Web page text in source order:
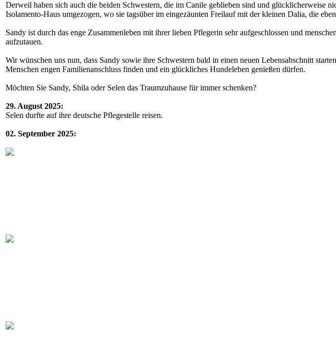
Derweil haben sich auch die beiden Schwestern, die im Canile geblieben sind und glücklicherweise
Isolamento-Haus umgezogen, wo sie tagsüber im eingezäunten Freilauf mit der kleinen Dalia, die
Sandy ist durch das enge Zusammenleben mit ihrer lieben Pflegerin sehr aufgeschlossen und
aufzutauen.
Wir wünschen uns nun, dass Sandy sowie ihre Schwestern bald in einen neuen Lebensabschnitt
Menschen engen Familienanschluss finden und ein glückliches Hundeleben genießen dürfen.
Möchten Sie Sandy, Shila oder Selen das Traumzuhause für immer schenken?
29. August 2025:
Selen durfte auf ihre deutsche Pflegestelle reisen.
02. September 2025: